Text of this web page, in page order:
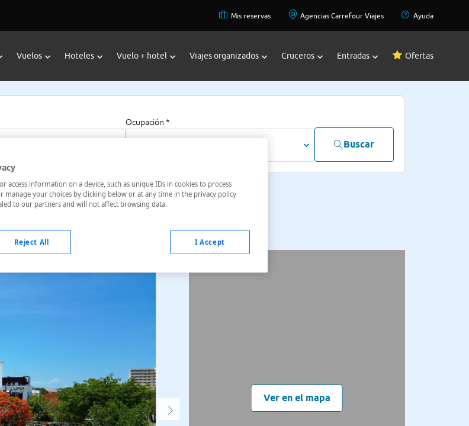
Mis reservas Agencias Carrefour Viajes Ayuda
Vuelos Hoteles Vuelo + hotel Viajes organizados Cruceros Entradas Ofertas
Ocupación *
Buscar
Ver en el mapa
access information on a device, such as unique IDs in cookies to process
manage your choices by clicking below or at any time in the privacy policy
to our partners and will not affect browsing data.
Reject All I Accept